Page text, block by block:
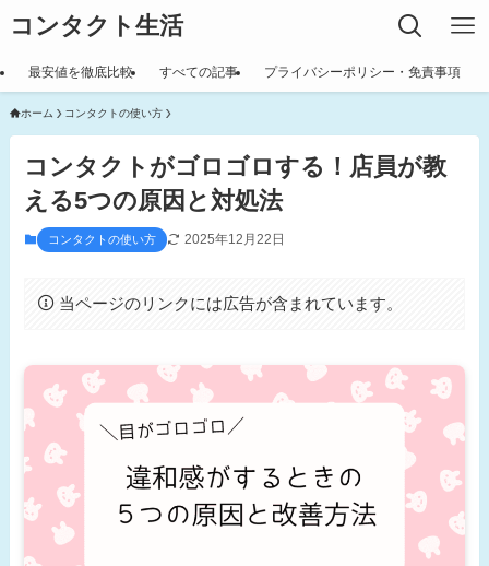
コンタクト生活
最安値を徹底比較 すべての記事 プライバシーポリシー・免責事項
ホーム コンタクトの使い方
コンタクトがゴロゴロする！店員が教
える5つの原因と対処法
コンタクトの使い方 2025年12月22日
当ページのリンクには広告が含まれています。